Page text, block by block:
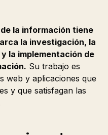
la información tiene
la investigación, la
la implementación de
Su trabajo es
web y aplicaciones que
y que satisfagan las